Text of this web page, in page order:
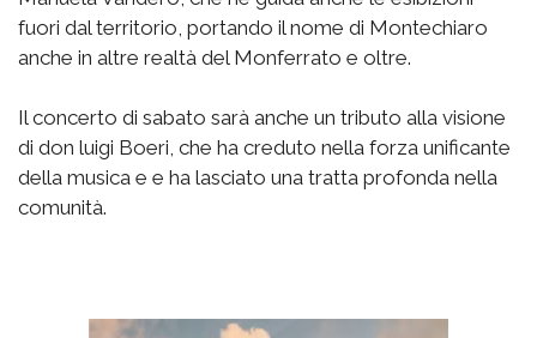
fuori dal territorio, portando il nome di Montechiaro
anche in altre realtà del Monferrato e oltre.
Il concerto di sabato sarà anche un tributo alla visione
di don luigi Boeri, che ha creduto nella forza unificante
della musica e e ha lasciato una tratta profonda nella
comunità.